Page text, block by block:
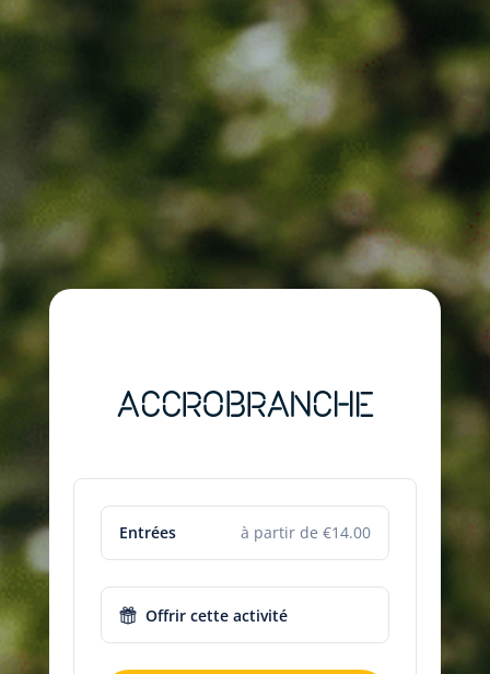
ACCROBRANCHE
Entrées à partir de €14.00
Offrir cette activité